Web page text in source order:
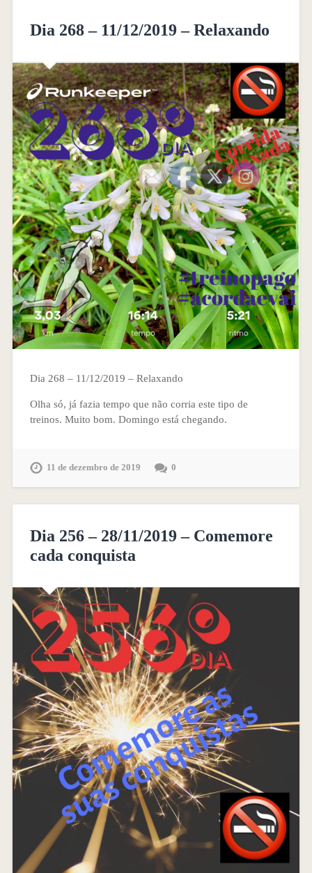
Dia 268 – 11/12/2019 – Relaxando
Dia 268 – 11/12/2019 – Relaxando
Olha só, já fazia tempo que não corria este tipo de
treinos. Muito bom. Domingo está chegando.
11 de dezembro de 2019 0
Dia 256 – 28/11/2019 – Comemore
cada conquista